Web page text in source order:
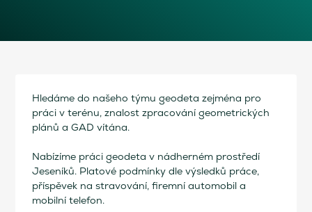
Hledáme do našeho týmu geodeta zejména pro
práci v terénu, znalost zpracování geometrických
plánů a GAD vítána.
Nabízíme práci geodeta v nádherném prostředí
Jeseníků. Platové podmínky dle výsledků práce,
příspěvek na stravování, firemní automobil a
mobilní telefon.